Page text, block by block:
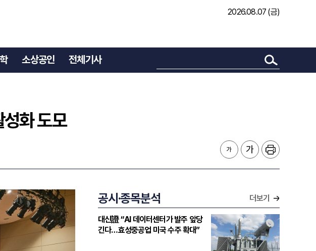
2026.08.07 (금)
소상공인 전체기사
화 도모
공시·종목분석 더보기
대신證 “AI 데이터센터가 발주 앞당
긴다…효성중공업 미국 수주 확대”